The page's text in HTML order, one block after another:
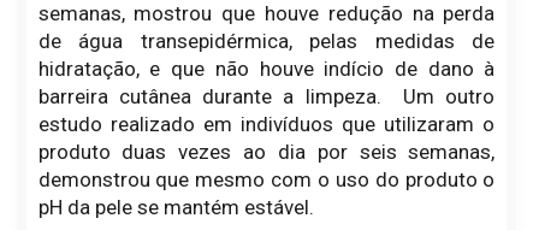
semanas, mostrou que houve redução na perda
de água transepidérmica, pelas medidas de
hidratação, e que não houve indício de dano à
barreira cutânea durante a limpeza. Um outro
estudo realizado em indivíduos que utilizaram o
produto duas vezes ao dia por seis semanas,
demonstrou que mesmo com o uso do produto o
pH da pele se mantém estável.